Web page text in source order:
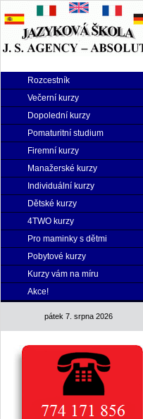
Rozcestník
Večerní kurzy
Dopolední kurzy
Pomaturitní studium
Firemní kurzy
Manažerské kurzy
Individuální kurzy
Dětské kurzy
4TWO kurzy
Pro maminky s dětmi
Pobytové kurzy
Kurzy vám na míru
Akce!
pátek 7. srpna 2026